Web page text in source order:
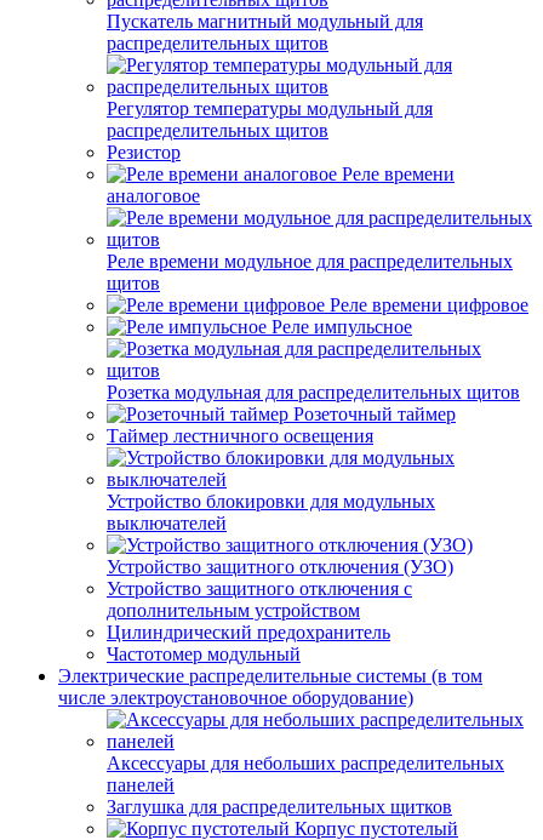
Пускатель магнитный модульный для
распределительных щитов
Регулятор температуры модульный для
распределительных щитов
Резистор
Реле времени
аналоговое
Реле времени модульное для распределительных
щитов
Реле времени цифровое
Реле импульсное
Розетка модульная для распределительных щитов
Розеточный таймер
Таймер лестничного освещения
Устройство блокировки для модульных
выключателей
Устройство защитного отключения (УЗО)
Устройство защитного отключения с
дополнительным устройством
Цилиндрический предохранитель
Частотомер модульный
Электрические распределительные системы (в том
числе электроустановочное оборудование)
Аксессуары для небольших распределительных
панелей
Заглушка для распределительных щитков
Корпус пустотелый